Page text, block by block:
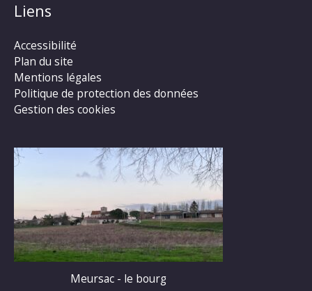
Liens
Accessibilité
Plan du site
Mentions légales
Politique de protection des données
Gestion des cookies
Meursac - le bourg